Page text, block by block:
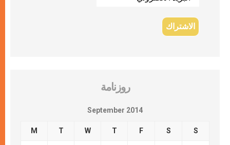
روزنامة
September 2014
M T W T F S S